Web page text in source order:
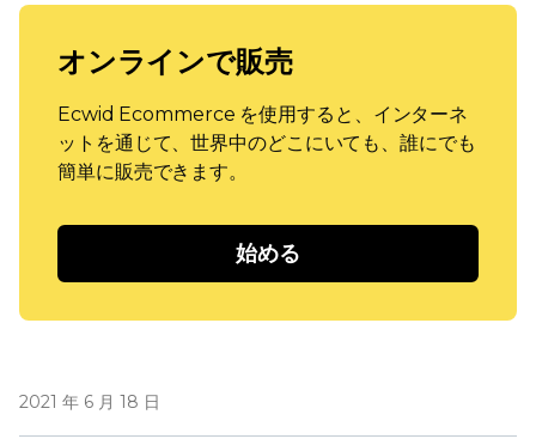
オンラインで販売
Ecwid Ecommerce を使用すると、インターネ
ットを通じて、世界中のどこにいても、誰にでも
簡単に販売できます。
始める
2021 年 6 月 18 日